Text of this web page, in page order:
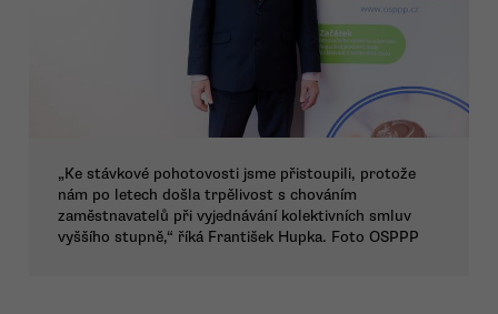
„Ke stávkové pohotovosti jsme přistoupili, protože
nám po letech došla trpělivost s chováním
zaměstnavatelů při vyjednávání kolektivních smluv
vyššího stupně,“ říká František Hupka. Foto OSPPP